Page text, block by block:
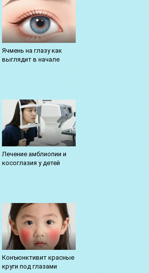
Ячмень на глазу как
выглядит в начале
Лечение амблиопии и
косоглазия у детей
Конъюнктивит красные
круги под глазами